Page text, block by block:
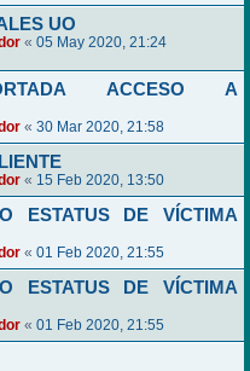
UO
« 05 May 2020, 21:24
ACCESO A
« 30 Mar 2020, 21:58
« 15 Feb 2020, 13:50
ESTATUS DE VÍCTIMA
« 01 Feb 2020, 21:55
ESTATUS DE VÍCTIMA
« 01 Feb 2020, 21:55